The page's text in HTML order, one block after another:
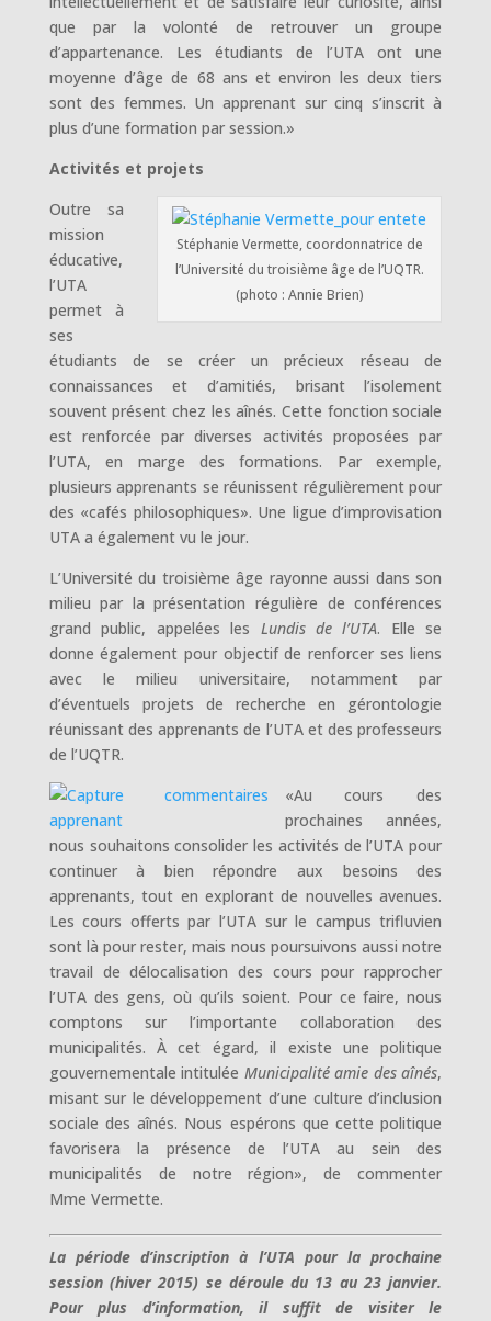
que par la volonté de retrouver un groupe
d’appartenance. Les étudiants de l’UTA ont une
moyenne d’âge de 68 ans et environ les deux tiers
sont des femmes. Un apprenant sur cinq s’inscrit à
plus d’une formation par session.»
Activités et projets
Stéphanie Vermette, coordonnatrice de
l’Université du troisième âge de l’UQTR.
(photo : Annie Brien)
Outre sa
mission
éducative,
l’UTA
permet à
ses
étudiants de se créer un précieux réseau de
connaissances et d’amitiés, brisant l’isolement
souvent présent chez les aînés. Cette fonction sociale
est renforcée par diverses activités proposées par
l’UTA, en marge des formations. Par exemple,
plusieurs apprenants se réunissent régulièrement pour
des «cafés philosophiques». Une ligue d’improvisation
UTA a également vu le jour.
L’Université du troisième âge rayonne aussi dans son
milieu par la présentation régulière de conférences
grand public, appelées les Lundis de l’UTA. Elle se
donne également pour objectif de renforcer ses liens
avec le milieu universitaire, notamment par
d’éventuels projets de recherche en gérontologie
réunissant des apprenants de l’UTA et des professeurs
de l’UQTR.
«Au cours des
prochaines années,
nous souhaitons consolider les activités de l’UTA pour
continuer à bien répondre aux besoins des
apprenants, tout en explorant de nouvelles avenues.
Les cours offerts par l’UTA sur le campus trifluvien
sont là pour rester, mais nous poursuivons aussi notre
travail de délocalisation des cours pour rapprocher
l’UTA des gens, où qu’ils soient. Pour ce faire, nous
comptons sur l’importante collaboration des
municipalités. À cet égard, il existe une politique
gouvernementale intitulée Municipalité amie des aînés,
misant sur le développement d’une culture d’inclusion
sociale des aînés. Nous espérons que cette politique
favorisera la présence de l’UTA au sein des
municipalités de notre région», de commenter
Mme Vermette.
La période d’inscription à l’UTA pour la prochaine
session (hiver 2015) se déroule du 13 au 23 janvier.
Pour plus d’information, il suffit de visiter le